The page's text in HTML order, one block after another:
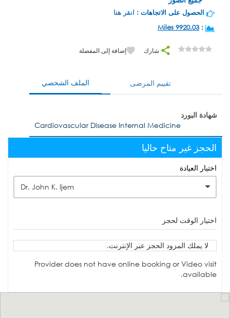
الحصول على الاتجاهات : انقر هنا
:
9920.03 Miles
شارك إضافة إلى المفضلة
الملف الشخصي تقييم المرضى
شهادة البورد
Cardiovascular Disease Internal Medicine
الحجز غير متاح حاليا
اختيار العيادة
Dr. John K. Ijem
اختيار الوقت لحجز
لا يملك المزود الحجز عبر الإنترنت.
Provider does not have online booking or Video visit
available.